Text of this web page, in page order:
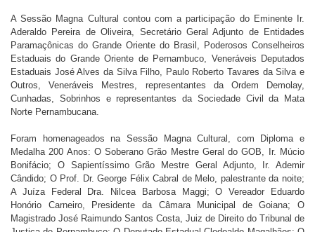
A Sessão Magna Cultural contou com a participação do Eminente Ir.
Aderaldo Pereira de Oliveira, Secretário Geral Adjunto de Entidades
Paramaçônicas do Grande Oriente do Brasil, Poderosos Conselheiros
Estaduais do Grande Oriente de Pernambuco, Veneráveis Deputados
Estaduais José Alves da Silva Filho, Paulo Roberto Tavares da Silva e
Outros, Veneráveis Mestres, representantes da Ordem Demolay,
Cunhadas, Sobrinhos e representantes da Sociedade Civil da Mata
Norte Pernambucana.
Foram homenageados na Sessão Magna Cultural, com Diploma e
Medalha 200 Anos: O Soberano Grão Mestre Geral do GOB, Ir. Múcio
Bonifácio; O Sapientíssimo Grão Mestre Geral Adjunto, Ir. Ademir
Cândido; O Prof. Dr. George Félix Cabral de Melo, palestrante da noite;
A Juíza Federal Dra. Nilcea Barbosa Maggi; O Vereador Eduardo
Honório Carneiro, Presidente da Câmara Municipal de Goiana; O
Magistrado José Raimundo Santos Costa, Juiz de Direito do Tribunal de